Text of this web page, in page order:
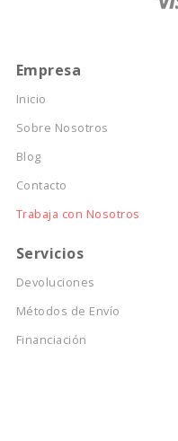
Empresa
Inicio
Sobre Nosotros
Blog
Contacto
Trabaja con Nosotros
Servicios
Devoluciones
Métodos de Envío
Financiación